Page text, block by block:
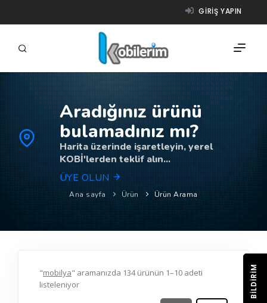
GIRIŞ YAPIN
FIRMALAR
ÜRÜNLER
NASIL ÇALIŞIR?
YARDIM
Aradığınız ürünü
bulamadınız mı?
Harita üzerinde işaretleyin, yerel
KOBİ'lerden teklif alın...
ÜYE OLUN
Ana sayfa Ürün Ürün Arama
"mobilya" aramanızda 134 ürünün 1–10 adeti
listeleniyor
BILDIRIM